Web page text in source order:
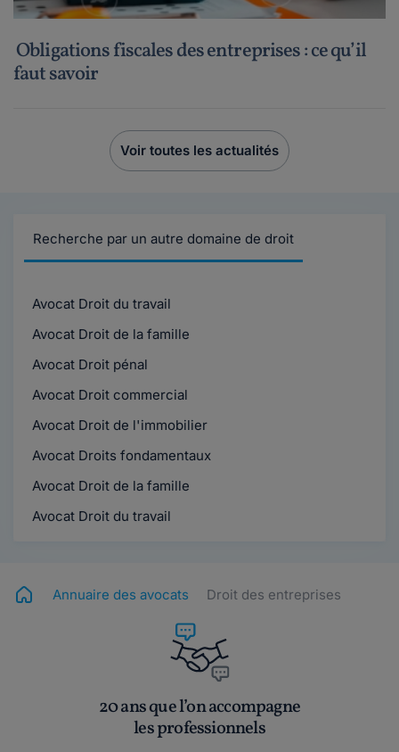
Obligations fiscales des entreprises : ce qu’il
faut savoir
Voir toutes les actualités
Recherche par un autre domaine de droit
Avocat Droit du travail
Avocat Droit de la famille
Avocat Droit pénal
Avocat Droit commercial
Avocat Droit de l'immobilier
Avocat Droits fondamentaux
Avocat Droit de la famille
Avocat Droit du travail
Annuaire des avocats Droit des entreprises
20 ans que l’on accompagne
les professionnels